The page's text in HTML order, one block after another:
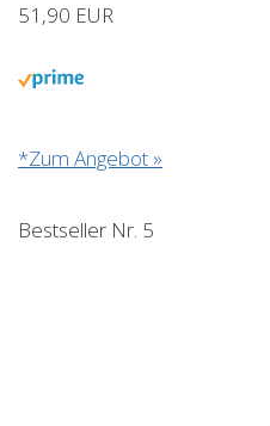
51,90 EUR
*Zum Angebot »
Bestseller Nr. 5